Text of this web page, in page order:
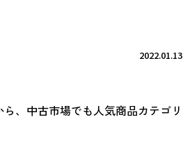
2022.01.13
、中古市場でも人気商品カテゴリ